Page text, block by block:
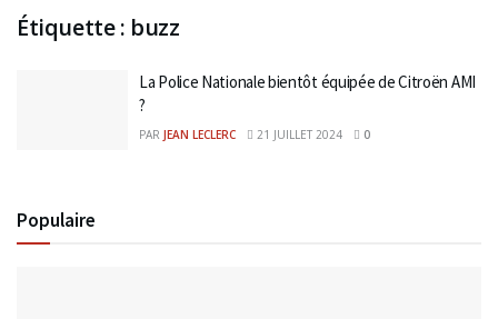
Étiquette : buzz
La Police Nationale bientôt équipée de Citroën AMI
?
PAR JEAN LECLERC 21 JUILLET 2024 0
Populaire